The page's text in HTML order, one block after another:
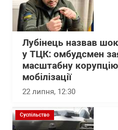
Лубінець назвав
у ТЦК: омбудсмен
масштабну корупцію
мобілізації
22 липня, 12:30
Суспільство